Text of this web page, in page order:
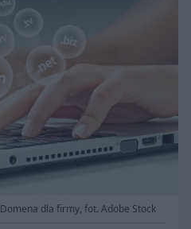
Domena dla firmy, fot. Adobe Stock